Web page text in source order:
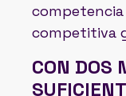
competitiva
CON DOS